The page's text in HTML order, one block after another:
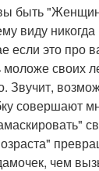
быть
виду
если это про
своих
Звучит,
совершают
чем